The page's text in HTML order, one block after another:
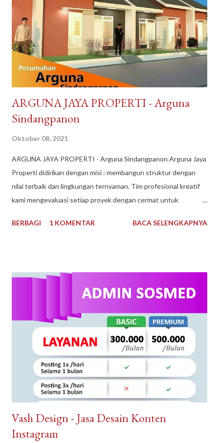
Gopay, Ovo, juga opsi transfer bank maupun melalui
convenience store seperti Indomaret dan Alfamart. Reputasi
toko juga terpercaya, banyak testimoni review bintang 5.
Pelayanan bagus, produk bagus. Recommended banget
DayToNight Tokopedia, Tarakan - Indonesia #daytonight #da...
​ARGUNA JAYA PROPERTI - Arguna
Sindangpanon
Oktober 08, 2021
​ARGUNA JAYA PROPERTI - Arguna Sindangpanon Arguna Jaya
Properti didirikan dengan misi : membangun struktur dengan
nilai terbaik dan lingkungan ternyaman. Tim profesional kreatif
kami mengevaluasi setiap proyek dengan cermat untuk
tahun kami telah dikenal sebagai Pengembang Real Estate
keinginan untuk mewujudkan Impian anda. Menggunakan bahan
berkualitas dan tenaga ahli dan konstan terbaik. Arguna Jaya
Sindangpanon, rumah murah Bandung , rumah modern terbaik.
Arguna Jaya Properti Jl. Citeureup, Sindangpanon, Kec.
Banjaran, Bandung, Jawa Barat 40377
BERBAGI 1 KOMENTAR BACA SELENGKAPNYA
Vash Design - Jasa Desain Konten
Instagram